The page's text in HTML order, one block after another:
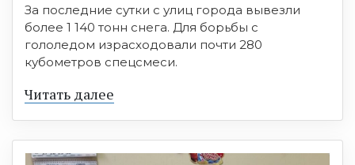
За последние сутки с улиц города вывезли
более 1 140 тонн снега. Для борьбы с
гололедом израсходовали почти 280
кубометров спецсмеси.
Читать далее